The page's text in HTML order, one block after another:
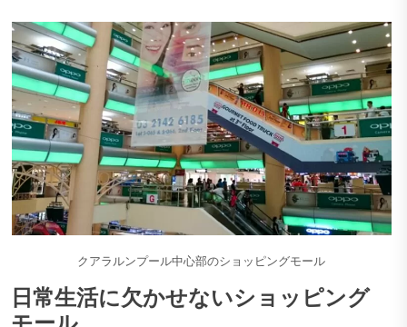
クアラルンプール中心部のショッピングモール
日常生活に欠かせないショッピング